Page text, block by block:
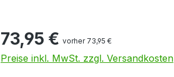
73,95 € vorher 73,95 €
Preise inkl. MwSt. zzgl. Versandkosten